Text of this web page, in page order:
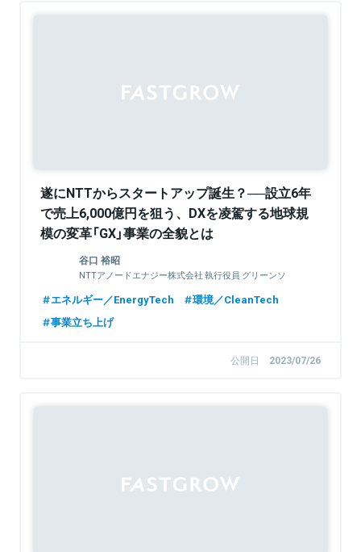
遂にNTTからスタートアップ誕生？──設立6年
で売上6,000億円を狙う、DXを凌駕する地球規
模の変革「GX」事業の全貌とは
谷口 裕昭
NTTアノードエナジー株式会社 執行役員 グリーンソ
エネルギー／EnergyTech
環境／CleanTech
事業立ち上げ
公開日 2023/07/26